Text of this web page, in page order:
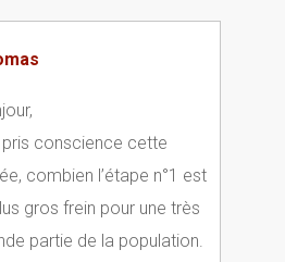
pris conscience cette
combien l’étape n°1 est
gros frein pour une très
partie de la population.